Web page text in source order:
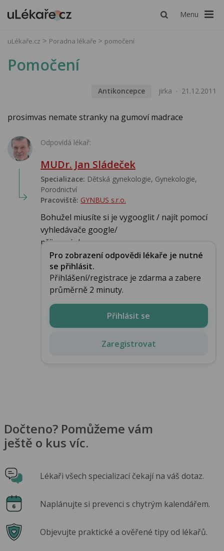
Menu
uLékaře.cz Poradna lékaře pomočení
Pomočení
Antikoncepce jirka 21.12.2011
prosimvas nemate stranky na gumoví madrace
Odpovídá lékař:
MUDr. Jan Sládeček
Specializace: Dětská gynekologie, Gynekologie,
Porodnictví
Pracoviště: GYNBUS s.r.o.
Bohužel miusíte si je vygooglit / najít pomocí
vyhledávače google/
příjemný den...
Pro zobrazení odpovědi lékaře je nutné
se přihlásit.
Přihlášení/registrace je zdarma a zabere
průměrně 2 minuty.
Přihlásit se
Zaregistrovat
Dočteno? Pomůžeme vám
ještě o kus víc.
Lékaři všech specializací čekají na váš dotaz.
Naplánujte si prevenci s chytrým kalendářem.
Objevujte praktické a ověřené tipy od lékařů.